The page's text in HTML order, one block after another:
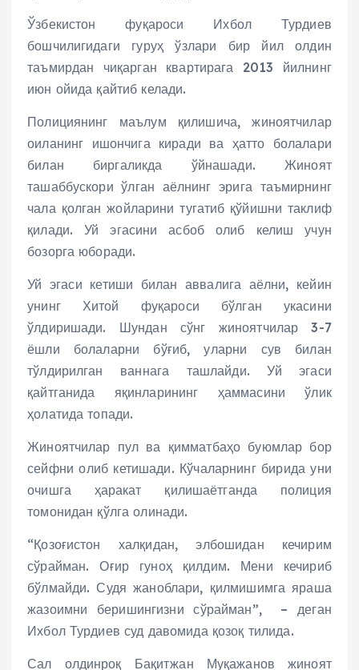
Ўзбекистон фуқароси Ихбол Турдиев
бошчилигидаги гуруҳ ўзлари бир йил олдин
таъмирдан чиқарган квартирага 2013 йилнинг
июн ойида қайтиб келади.
Полициянинг маълум қилишича, жиноятчилар
оиланинг ишончига киради ва ҳатто болалари
билан биргаликда ўйнашади. Жиноят
ташаббускори ўлган аёлнинг эрига таъмирнинг
чала қолган жойларини тугатиб қўйишни таклиф
қилади. Уй эгасини асбоб олиб келиш учун
бозорга юборади.
Уй эгаси кетиши билан аввалига аёлни, кейин
унинг Хитой фуқароси бўлган укасини
ўлдиришади. Шундан сўнг жиноятчилар 3-7
ёшли болаларни бўғиб, уларни сув билан
тўлдирилган ваннага ташлайди. Уй эгаси
қайтганида яқинларининг ҳаммасини ўлик
ҳолатида топади.
Жиноятчилар пул ва қимматбаҳо буюмлар бор
сейфни олиб кетишади. Кўчаларнинг бирида уни
очишга ҳаракат қилишаётганда полиция
томонидан қўлга олинади.
“Қозоғистон халқидан, элбошидан кечирим
сўрайман. Оғир гуноҳ қилдим. Мени кечириб
бўлмайди. Судя жаноблари, қилмишимга яраша
жазоимни беришингизни сўрайман”, – деган
Ихбол Турдиев суд давомида қозоқ тилида.
Сал олдинроқ Бақитжан Муқажанов жиноят